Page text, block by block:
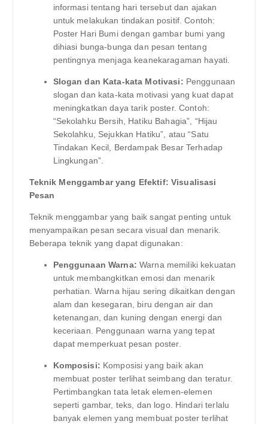
informasi tentang hari tersebut dan ajakan
untuk melakukan tindakan positif. Contoh:
Poster Hari Bumi dengan gambar bumi yang
dihiasi bunga-bunga dan pesan tentang
pentingnya menjaga keanekaragaman hayati.
Slogan dan Kata-kata Motivasi: Penggunaan
slogan dan kata-kata motivasi yang kuat dapat
meningkatkan daya tarik poster. Contoh:
“Sekolahku Bersih, Hatiku Bahagia”, “Hijau
Sekolahku, Sejukkan Hatiku”, atau “Satu
Tindakan Kecil, Berdampak Besar Terhadap
Lingkungan”.
Teknik Menggambar yang Efektif: Visualisasi
Pesan
Teknik menggambar yang baik sangat penting untuk
menyampaikan pesan secara visual dan menarik.
Beberapa teknik yang dapat digunakan:
Penggunaan Warna: Warna memiliki kekuatan
untuk membangkitkan emosi dan menarik
perhatian. Warna hijau sering dikaitkan dengan
alam dan kesegaran, biru dengan air dan
ketenangan, dan kuning dengan energi dan
keceriaan. Penggunaan warna yang tepat
dapat memperkuat pesan poster.
Komposisi: Komposisi yang baik akan
membuat poster terlihat seimbang dan teratur.
Pertimbangkan tata letak elemen-elemen
seperti gambar, teks, dan logo. Hindari terlalu
banyak elemen yang membuat poster terlihat